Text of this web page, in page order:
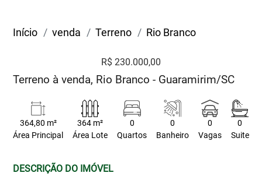
Início venda Terreno Rio Branco
R$ 230.000,00
Terreno à venda, Rio Branco - Guaramirim/SC
364,80 m²
Área Principal
364 m²
Área Lote
0
Quartos
0
Banheiro
0
Vagas
0
Suite
DESCRIÇÃO DO IMÓVEL